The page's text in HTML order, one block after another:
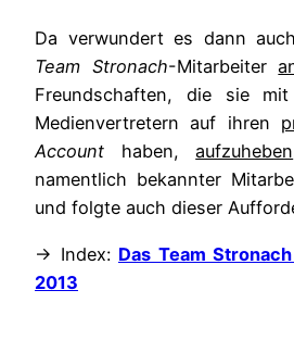
Da verwundert es dann
Team Stronach-Mitarbeiter
Freundschaften, die sie
Medienvertretern auf ihren
Account haben,aufzuheben
namentlich bekannter
und folgte auch dieser
→ Index: Das Team
2013